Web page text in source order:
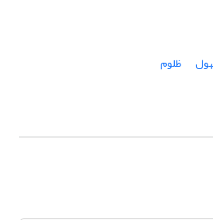
ظلوم